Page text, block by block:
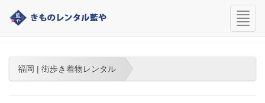
navi
福岡 | 街歩き着物レンタル
福岡 | 街歩き着物レンタル